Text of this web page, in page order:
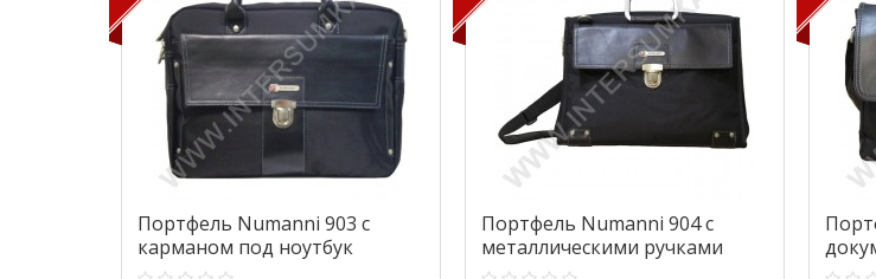
Портфель Numanni 903 с
карманом под ноутбук
Портфель Numanni 904 с
металлическими ручками